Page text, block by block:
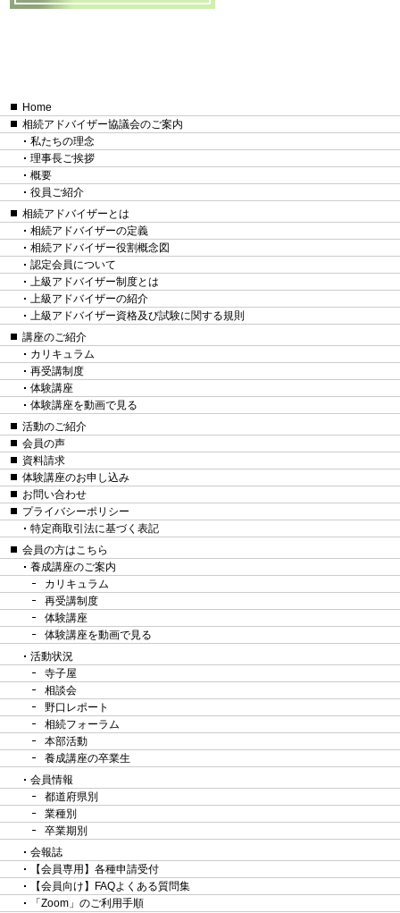
Home
相続アドバイザー協議会のご案内
私たちの理念
理事長ご挨拶
概要
役員ご紹介
相続アドバイザーとは
相続アドバイザーの定義
相続アドバイザー役割概念図
認定会員について
上級アドバイザー制度とは
上級アドバイザーの紹介
上級アドバイザー資格及び試験に関する規則
講座のご紹介
カリキュラム
再受講制度
体験講座
体験講座を動画で見る
活動のご紹介
会員の声
資料請求
体験講座のお申し込み
お問い合わせ
プライバシーポリシー
特定商取引法に基づく表記
会員の方はこちら
養成講座のご案内
カリキュラム
再受講制度
体験講座
体験講座を動画で見る
活動状況
寺子屋
相談会
野口レポート
相続フォーラム
本部活動
養成講座の卒業生
会員情報
都道府県別
業種別
卒業期別
会報誌
【会員専用】各種申請受付
【会員向け】FAQよくある質問集
「Zoom」のご利用手順